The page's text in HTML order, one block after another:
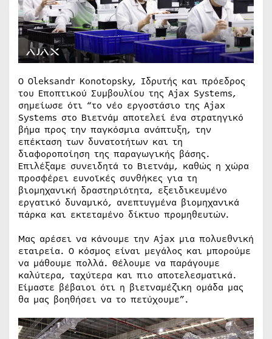
Ο Oleksandr Konotopsky, Ιδρυτής και πρόεδρος
του Εποπτικού Συμβουλίου της Ajax Systems,
σημείωσε ότι “το νέο εργοστάσιο της Ajax
Systems στο Βιετνάμ αποτελεί ένα στρατηγικό
βήμα προς την παγκόσμια ανάπτυξη, την
επέκταση των δυνατοτήτων και τη
διαφοροποίηση της παραγωγικής βάσης.
Επιλέξαμε συνειδητά το Βιετνάμ, καθώς η χώρα
προσφέρει ευνοϊκές συνθήκες για τη
βιομηχανική δραστηριότητα, εξειδικευμένο
εργατικό δυναμικό, ανεπτυγμένα βιομηχανικά
πάρκα και εκτεταμένο δίκτυο προμηθευτών.
Μας αρέσει να κάνουμε την Ajax μια πολυεθνική
εταιρεία. Ο κόσμος είναι μεγάλος και μπορούμε
να μάθουμε πολλά. Θέλουμε να παράγουμε
καλύτερα, ταχύτερα και πιο αποτελεσματικά.
Είμαστε βέβαιοι ότι η βιετναμέζικη ομάδα μας
θα μας βοηθήσει να το πετύχουμε”.